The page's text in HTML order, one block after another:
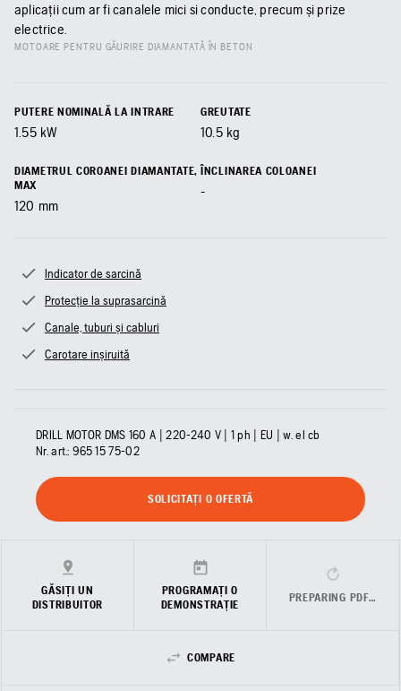
aplicații cum ar fi canalele mici si conducte, precum și prize
electrice.
MOTOARE PENTRU GĂURIRE DIAMANTATĂ ÎN BETON
PUTERE NOMINALĂ LA INTRARE
1.55 kW
GREUTATE
10.5 kg
DIAMETRUL COROANEI DIAMANTATE,
MAX
120 mm
ÎNCLINAREA COLOANEI
-
Indicator de sarcină
Protecție la suprasarcină
Canale, tuburi și cabluri
Carotare inșiruită
DRILL MOTOR DMS 160 A | 220-240 V | 1 ph | EU | w. el cb
Nr. art.: 965 15 75‑02
SOLICITAȚI O OFERTĂ
GĂSIȚI UN
DISTRIBUITOR
PROGRAMAȚI O
DEMONSTRAȚIE
PREPARING PDF…
COMPARE